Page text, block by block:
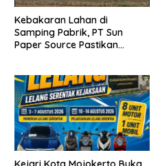
Kebakaran Lahan di
Samping Pabrik, PT Sun
Paper Source Pastikan